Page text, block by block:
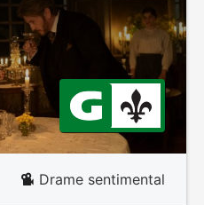
Drame sentimental